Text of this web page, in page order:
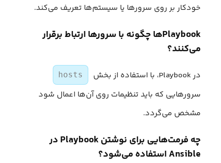
خودکار بر روی سرورها یا سیستم‌ها تعریف می‌کند.
Playbookها چگونه با سرورها ارتباط برقرار
می‌کنند؟
در Playbook، با استفاده از بخش hosts
سرورهایی که باید تنظیمات روی آن‌ها اعمال شود
مشخص می‌گردد.
چه فرمت‌هایی برای نوشتن Playbook در
Ansible استفاده می‌شود؟